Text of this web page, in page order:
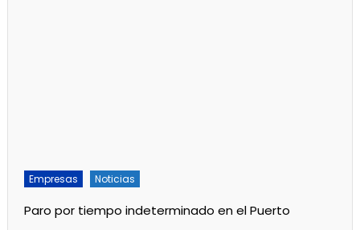
Empresas Noticias
Paro por tiempo indeterminado en el Puerto